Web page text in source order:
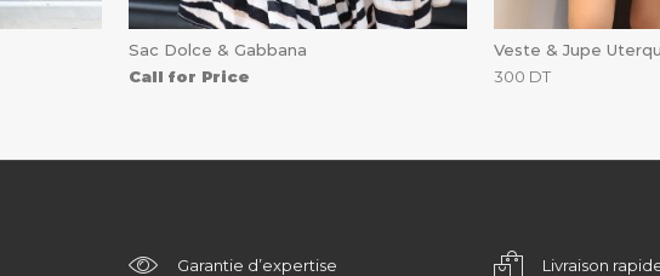
Sac Dolce & Gabbana
Call for Price
Veste & Jupe
300 DT
Garantie d’expertise
Livraison